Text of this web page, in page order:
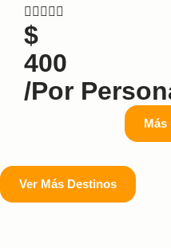
    
$
400
/por
Más
Ver Más Destinos